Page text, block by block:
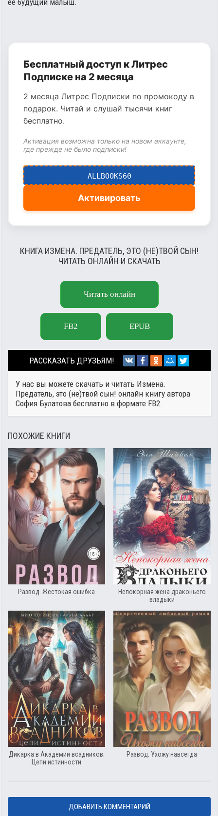
её будущий малыш.
Бесплатный доступ к Литрес
Подписке на 2 месяца
2 месяца Литрес Подписки по промокоду в
подарок. Читай и слушай тысячи книг
бесплатно.
Активация возможна только на новом аккаунте,
где прежде не было подписки!
ALLBOOKS60
Активировать
КНИГА ИЗМЕНА. ПРЕДАТЕЛЬ, ЭТО (НЕ)ТВОЙ СЫН!
ЧИТАТЬ ОНЛАЙН И СКАЧАТЬ
Читать онлайн
FB2 EPUB
РАССКАЗАТЬ ДРУЗЬЯМ!
У нас вы можете скачать и читать Измена.
Предатель, это (не)твой сын! онлайн книгу автора
София Булатова бесплатно в формате FB2.
ПОХОЖИЕ КНИГИ
Развод. Жестокая ошибка
Непокорная жена драконьего
владыки
Дикарка в Академии всадников.
Цепи истинности
Развод. Ухожу навсегда
ДОБАВИТЬ КОММЕНТАРИЙ